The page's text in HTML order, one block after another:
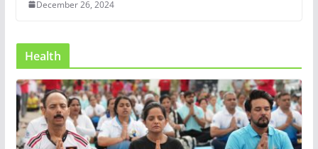
December 26, 2024
Health